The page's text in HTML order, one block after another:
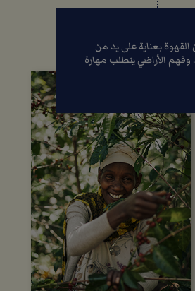
بعناية على يد من
وفهم الأراضي يتطلب مهارة